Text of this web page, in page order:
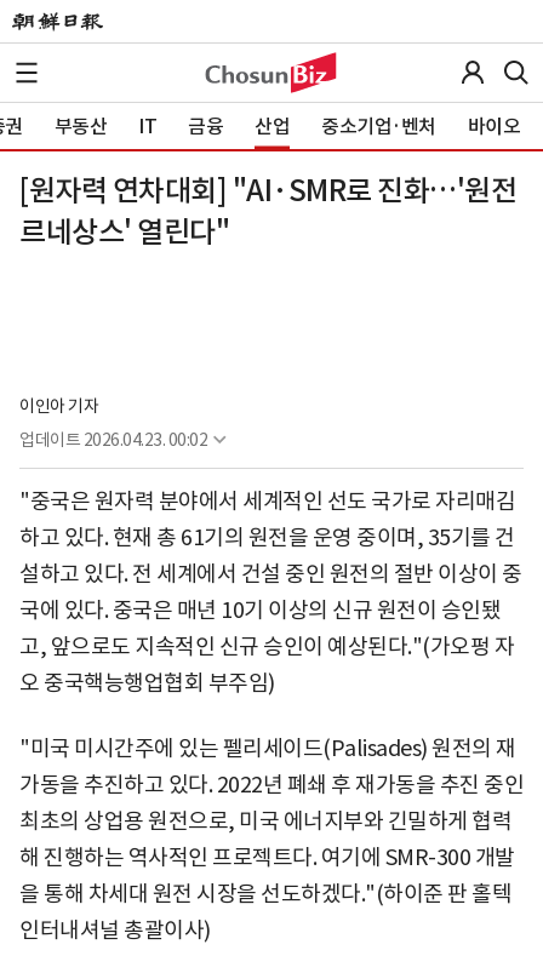
부동산 IT 금융 산업 중소기업·벤처 바이오
[원자력 연차대회] "AI·SMR로 진화…'원전
르네상스' 열린다"
이인아 기자
업데이트 2026.04.23. 00:02
"중국은 원자력 분야에서 세계적인 선도 국가로 자리매김
하고 있다. 현재 총 61기의 원전을 운영 중이며, 35기를 건
설하고 있다. 전 세계에서 건설 중인 원전의 절반 이상이 중
국에 있다. 중국은 매년 10기 이상의 신규 원전이 승인됐
고, 앞으로도 지속적인 신규 승인이 예상된다."(가오펑 자
오 중국핵능행업협회 부주임)
"미국 미시간주에 있는 펠리세이드(Palisades) 원전의 재
가동을 추진하고 있다. 2022년 폐쇄 후 재가동을 추진 중인
최초의 상업용 원전으로, 미국 에너지부와 긴밀하게 협력
해 진행하는 역사적인 프로젝트다. 여기에 SMR-300 개발
을 통해 차세대 원전 시장을 선도하겠다."(하이준 판 홀텍
인터내셔널 총괄이사)